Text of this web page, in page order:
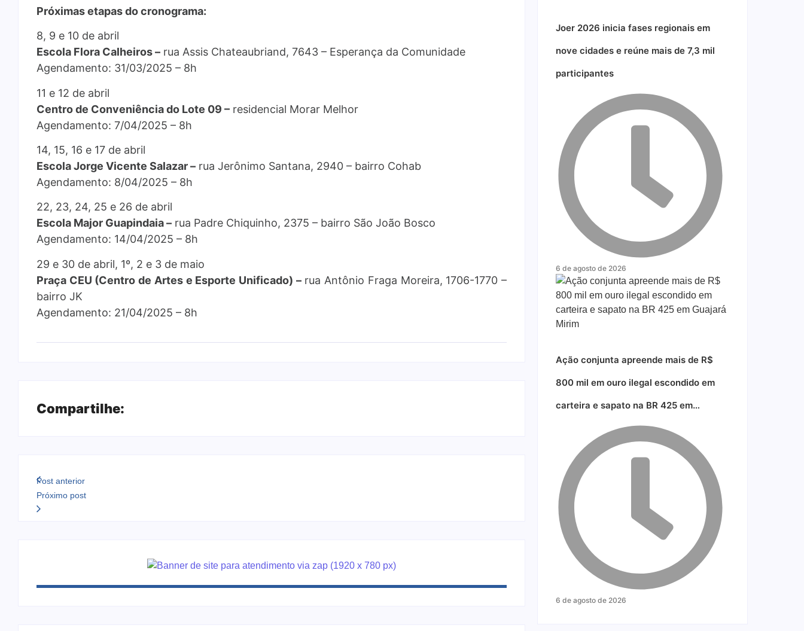
Próximas etapas do cronograma:
8, 9 e 10 de abril
Escola Flora Calheiros – rua Assis Chateaubriand, 7643 – Esperança da Comunidade
Agendamento: 31/03/2025 – 8h
11 e 12 de abril
Centro de Conveniência do Lote 09 – residencial Morar Melhor
Agendamento: 7/04/2025 – 8h
14, 15, 16 e 17 de abril
Escola Jorge Vicente Salazar – rua Jerônimo Santana, 2940 – bairro Cohab
Agendamento: 8/04/2025 – 8h
22, 23, 24, 25 e 26 de abril
Escola Major Guapindaia – rua Padre Chiquinho, 2375 – bairro São João Bosco
Agendamento: 14/04/2025 – 8h
29 e 30 de abril, 1º, 2 e 3 de maio
Praça CEU (Centro de Artes e Esporte Unificado) –rua Antônio Fraga Moreira, 1706-1770 –
bairro JK
Agendamento: 21/04/2025 – 8h
Compartilhe:
Post anterior
Próximo post
Joer 2026 inicia fases regionais em
nove cidades e reúne mais de 7,3 mil
participantes
6 de agosto de 2026
Ação conjunta apreende mais de R$
800 mil em ouro ilegal escondido em
carteira e sapato na BR 425 em…
6 de agosto de 2026